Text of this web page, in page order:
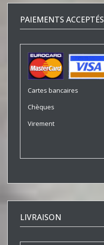
PAIEMENTS ACCEPTÉS
Cartes bancaires
Chèques
Virement
LIVRAISON